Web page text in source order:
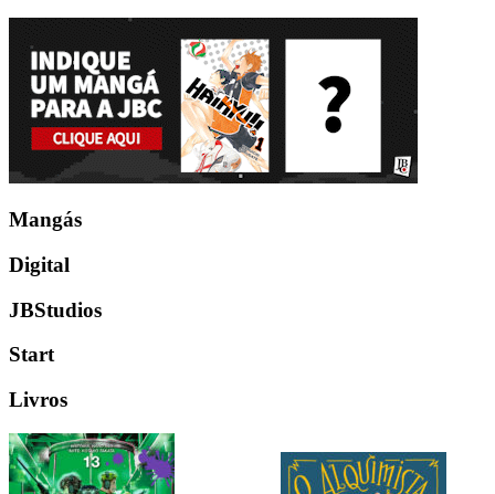
Mangás
Digital
JBStudios
Start
Livros